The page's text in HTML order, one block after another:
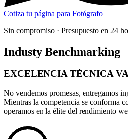
Cotiza tu página para Fotógrafo
Sin compromiso · Presupuesto en 24
Industy Benchmarking
EXCELENCIA TÉCNICA
No vendemos promesas, entregamos
Mientras la competencia se conforma
operamos en la élite del rendimiento